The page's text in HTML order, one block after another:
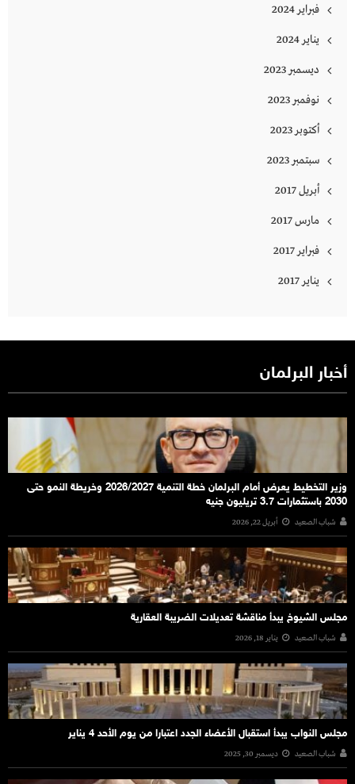
فبراير 2024
يناير 2024
ديسمبر 2023
نوفمبر 2023
أكتوبر 2023
سبتمبر 2023
أبريل 2017
مارس 2017
فبراير 2017
يناير 2017
أخبار البرلمان
وزير التخطيط يعرض أمام البرلمان خطة التنمية 2026/2027 وخريطة النمو حتى
2030 باستثمارات 3.7 تريليون جنيه
شباب الصعيد أبريل 22, 2026
مجلس الشيوخ يبدأ مناقشة تعديلات الضريبة العقارية
شباب الصعيد يناير 18, 2026
مجلس النواب يبدأ استقبال الأعضاء الجدد اعتبارا من يوم الأحد 4 يناير
شباب الصعيد ديسمبر 30, 2025